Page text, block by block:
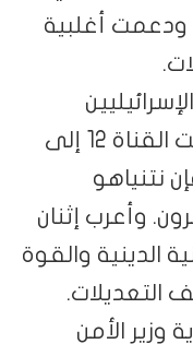
ودعمت أغلبية
من الإسرائيليين
المسؤولية له عن الأزمة، خلصت القناة 12 إلى
نتنياهو
وأعرب إثنان
الدينية والقوة
التعديلات.
وزير الأمن